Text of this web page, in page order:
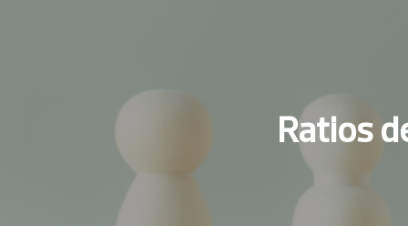
Cursos de Inglés
Ratios